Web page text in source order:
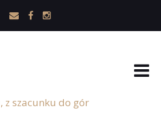
z szacunku do gór